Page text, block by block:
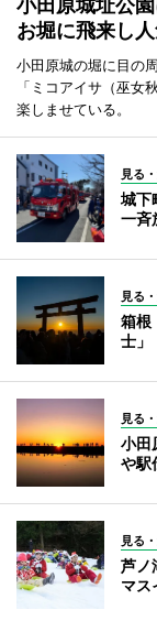
小田原城址公
お堀に飛来し
小田原城の堀に目の
「ミコアイサ（巫女
楽しませている。
見る
城下
一斉
見る
箱根
士」
見る
小田
や駅
見る
芦ノ
マス